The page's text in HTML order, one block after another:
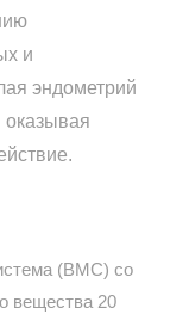
и
эндометрий
оказывая
(ВМС) со
вещества 20